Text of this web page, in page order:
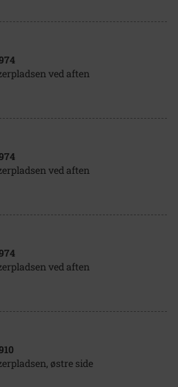
ved aften
ved aften
ved aften
østre side